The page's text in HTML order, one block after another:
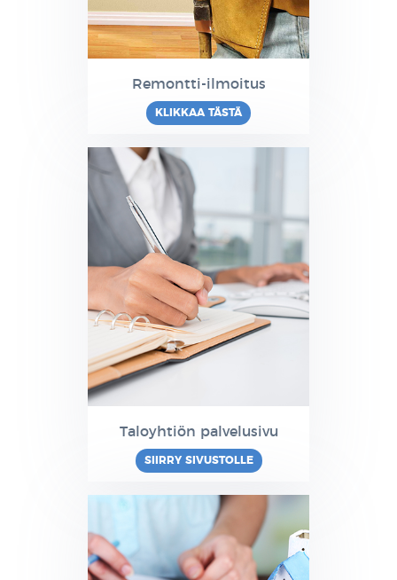
Remontti-ilmoitus
KLIKKAA TÄSTÄ
Taloyhtiön palvelusivu
SIIRRY SIVUSTOLLE